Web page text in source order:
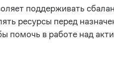
поддерживать
ресурсы перед
помочь в работе над